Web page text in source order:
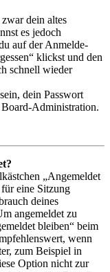
dein altes
es jedoch
auf der Anmelde-
klickst und den
schnell wieder
dein Passwort
Administration.
„Angemeldet
eine Sitzung
deines
angemeldet zu
bleiben“ beim
wenn
zum Beispiel in
Option nicht zur